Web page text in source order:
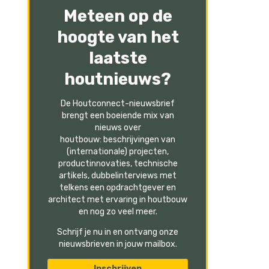
Meteen op de
hoogte van het
laatste
houtnieuws?
De Houtconnect-nieuwsbrief
brengt een boeiende mix van
nieuws over
houtbouw: beschrijvingen van
(internationale) projecten,
productinnovaties, technische
artikels, dubbelinterviews met
telkens een opdrachtgever en
architect met ervaring in houtbouw
en nog zo veel meer.
Schrijf je nu in en ontvang onze
nieuwsbrieven in jouw mailbox.